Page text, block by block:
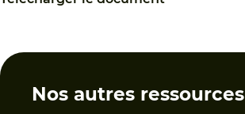
Nos autres ressources